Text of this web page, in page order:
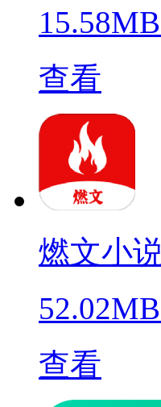
15.58MB
查看
燃文小
52.02MB
查看